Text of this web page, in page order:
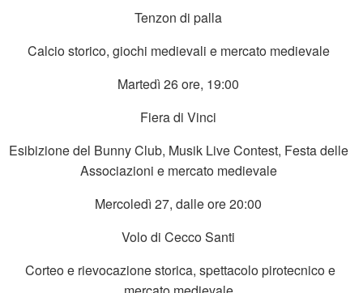
Tenzon di palla
Calcio storico, giochi medievali e mercato medievale
Martedì 26 ore, 19:00
Fiera di Vinci
Esibizione del Bunny Club, Musik Live Contest, Festa delle
Associazioni e mercato medievale
Mercoledì 27, dalle ore 20:00
Volo di Cecco Santi
Corteo e rievocazione storica, spettacolo pirotecnico e